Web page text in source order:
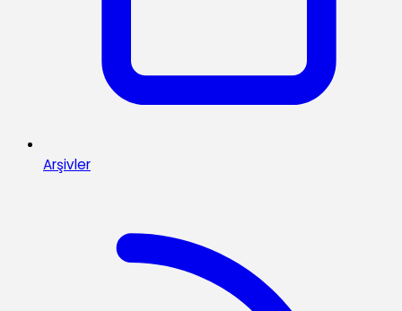
Arşivler